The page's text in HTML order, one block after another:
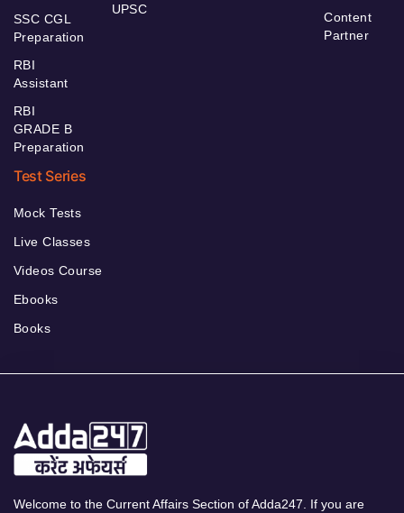
SSC CGL
Preparation
RBI
Assistant
RBI
GRADE B
Preparation
UPSC
Content
Partner
Test Series
Mock Tests
Live Classes
Videos Course
Ebooks
Books
Welcome to the Current Affairs Section of Adda247. If you are